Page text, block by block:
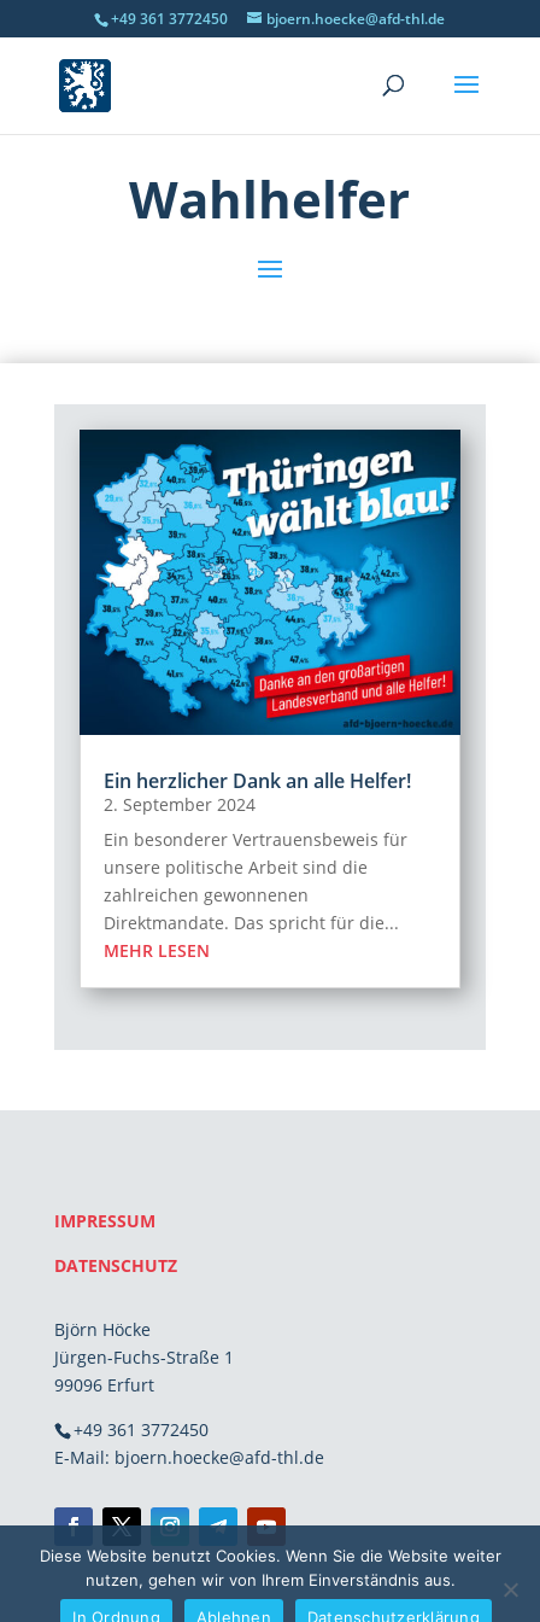
+49 361 3772450 bjoern.hoecke@afd-thl.de
Wahlhelfer
Ein herzlicher Dank an alle Helfer!
2. September 2024
Ein besonderer Vertrauensbeweis für
unsere politische Arbeit sind die
zahlreichen gewonnenen
Direktmandate. Das spricht für die...
MEHR LESEN
IMPRESSUM
DATENSCHUTZ
Björn Höcke
Jürgen-Fuchs-Straße 1
99096 Erfurt
+49 361 3772450
E-Mail: bjoern.hoecke@afd-thl.de
Diese Website benutzt Cookies. Wenn Sie die Website weiter
nutzen, gehen wir von Ihrem Einverständnis aus.
In Ordnung
Ablehnen Datenschutzerklärung